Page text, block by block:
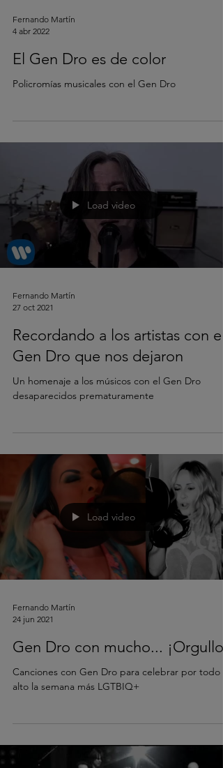
Fernando Martín
4 abr 2022
El Gen Dro es de color
Policromías musicales con el Gen Dro
Load video
Fernando Martín
27 oct 2021
Recordando a los artistas con el
Gen Dro que nos dejaron
Un homenaje a los músicos con el Gen Dro
desaparecidos prematuramente
Load video
Fernando Martín
24 jun 2021
Gen Dro con mucho... ¡Orgullo!
Canciones con Gen Dro para celebrar por todo
alto la semana más LGTBIQ+